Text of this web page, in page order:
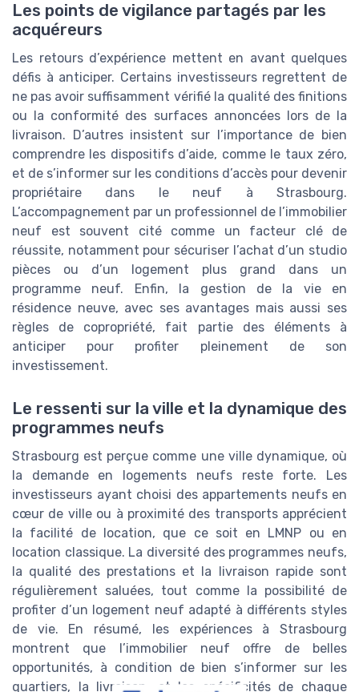
Les points de vigilance partagés par les
acquéreurs
Les retours d’expérience mettent en avant quelques
défis à anticiper. Certains investisseurs regrettent de
ne pas avoir suffisamment vérifié la qualité des finitions
ou la conformité des surfaces annoncées lors de la
livraison. D’autres insistent sur l’importance de bien
comprendre les dispositifs d’aide, comme le taux zéro,
et de s’informer sur les conditions d’accès pour devenir
propriétaire dans le neuf à Strasbourg.
L’accompagnement par un professionnel de l’immobilier
neuf est souvent cité comme un facteur clé de
réussite, notamment pour sécuriser l’achat d’un studio
pièces ou d’un logement plus grand dans un
programme neuf. Enfin, la gestion de la vie en
résidence neuve, avec ses avantages mais aussi ses
règles de copropriété, fait partie des éléments à
anticiper pour profiter pleinement de son
investissement.
Le ressenti sur la ville et la dynamique des
programmes neufs
Strasbourg est perçue comme une ville dynamique, où
la demande en logements neufs reste forte. Les
investisseurs ayant choisi des appartements neufs en
cœur de ville ou à proximité des transports apprécient
la facilité de location, que ce soit en LMNP ou en
location classique. La diversité des programmes neufs,
la qualité des prestations et la livraison rapide sont
régulièrement saluées, tout comme la possibilité de
profiter d’un logement neuf adapté à différents styles
de vie. En résumé, les expériences à Strasbourg
montrent que l’immobilier neuf offre de belles
opportunités, à condition de bien s’informer sur les
quartiers, la livraison, et les spécificités de chaque